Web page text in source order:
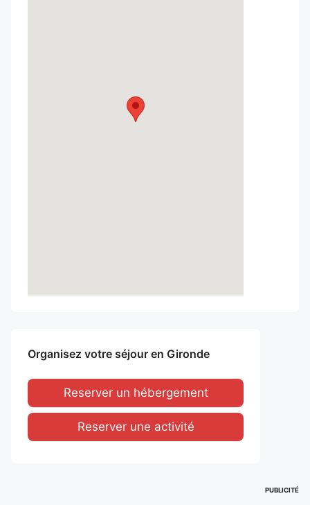
Organisez votre séjour en Gironde
Reserver un hébergement
Reserver une activité
PUBLICITÉ